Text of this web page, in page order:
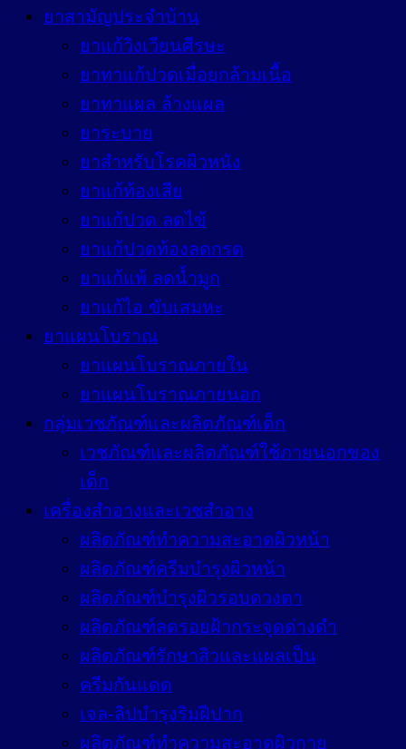
ยาสามัญประจำบ้าน
ยาแก้วิงเวียนศีรษะ
ยาทาแก้ปวดเมื่อยกล้ามเนื้อ
ยาทาแผล ล้างแผล
ยาระบาย
ยาสำหรับโรคผิวหนัง
ยาแก้ท้องเสีย
ยาแก้ปวด ลดไข้
ยาแก้ปวดท้องลดกรด
ยาแก้แพ้ ลดน้ำมูก
ยาแก้ไอ ขับเสมหะ
ยาแผนโบราณ
ยาแผนโบราณภายใน
ยาแผนโบราณภายนอก
กลุ่มเวชภัณฑ์และผลิตภัณฑ์เด็ก
เวชภัณฑ์และผลิตภัณฑ์ใช้ภายนอกของ
เด็ก
เครื่องสำอางและเวชสำอาง
ผลิตภัณฑ์ทำความสะอาดผิวหน้า
ผลิตภัณฑ์ครีมบำรุงผิวหน้า
ผลิตภัณฑ์บำรุงผิวรอบดวงตา
ผลิตภัณฑ์ลดรอยฝ้ากระจุดด่างดำ
ผลิตภัณฑ์รักษาสิวและแผลเป็น
ครีมกันแดด
เจล-ลิปบำรุงริมฝีปาก
ผลิตภัณฑ์ทำความสะอาดผิวกาย